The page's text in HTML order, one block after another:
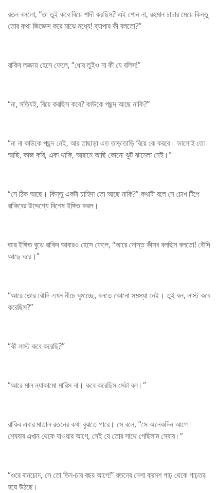
রতন বললো, “তা তুই কবে বিয়ে শাদী করছিস? এই শোন না, রহমান চাচার মেয়ে কিন্তু
তোর কথা জিজ্ঞেস করে মাঝে মধ্যে! ব্যাপার কী বলতো?”
রাকিব লজ্জায় হেসে ফেলে, “ধোর তুইও না কী যে বলিস!”
“না, সত্যিই, বিয়ে করছিস কবে? কাউকে পছন্দ আছে নাকি?”
“না না কাউকে পছন্দ নেই, আর তাছাড়া এত তাড়াতাড়ি বিয়ে কে করবে। ভালোই তো
আছি, কাজ করি, একা থাকি, আরামে আছি কোনো ঝুট ঝামেলা নেই।”
“সে ঠিক আছে। কিন্তু একটা চাহিদা তো আছে নাকি?” কথাটা বলে সে চোখ টিপে
রাকিবের উদ্দেশ্যে বিশেষ ইঙ্গিত করল।
তার ইঙ্গিত বুঝে রাকিব আবারও হেসে ফেলে, “আরে দোস্ত কীসব বলছিস বলতো! বৌদি
আছে ঘরে।”
“আরে তোর বৌদি এখন নীচে ঘুমাচ্ছে, বলতে কোনো সমস্যা নেই। তুই বল, লাস্ট কবে
করেছিস?”
“কী লাস্ট কবে করেছি?”
“আরে মাল ন্যাকামো মারিস না। কবে করেছিস সেটা বল।”
রাকিব এবার মাতাল রতনের কথা বুঝতে পারে। সে বলে, “সে অনেকদিন আগে।
শেষবার এখান থেকে যাওয়ার আগে, সেই যে তোর সাথে গেছিলাম সেবার।”
“ওরে বানচোদ, সে তো তিন-চার বছর আগে!” রতনের নেশা ক্রমশ গাঢ় থেকে গাঢ়তর
হয়ে উঠছে।